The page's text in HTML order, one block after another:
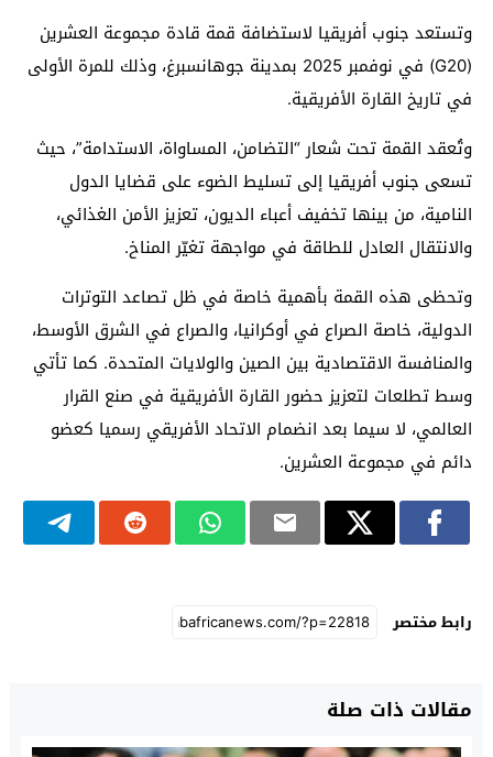
وتستعد جنوب أفريقيا لاستضافة قمة قادة مجموعة العشرين
(G20) في نوفمبر 2025 بمدينة جوهانسبرغ، وذلك للمرة الأولى
في تاريخ القارة الأفريقية.
وتُعقد القمة تحت شعار “التضامن، المساواة، الاستدامة”، حيث
تسعى جنوب أفريقيا إلى تسليط الضوء على قضايا الدول
النامية، من بينها تخفيف أعباء الديون، تعزيز الأمن الغذائي،
والانتقال العادل للطاقة في مواجهة تغيّر المناخ.
وتحظى هذه القمة بأهمية خاصة في ظل تصاعد التوترات
الدولية، خاصة الصراع في أوكرانيا، والصراع في الشرق الأوسط،
والمنافسة الاقتصادية بين الصين والولايات المتحدة. كما تأتي
وسط تطلعات لتعزيز حضور القارة الأفريقية في صنع القرار
العالمي، لا سيما بعد انضمام الاتحاد الأفريقي رسميا كعضو
دائم في مجموعة العشرين.
رابط مختصر
مقالات ذات صلة